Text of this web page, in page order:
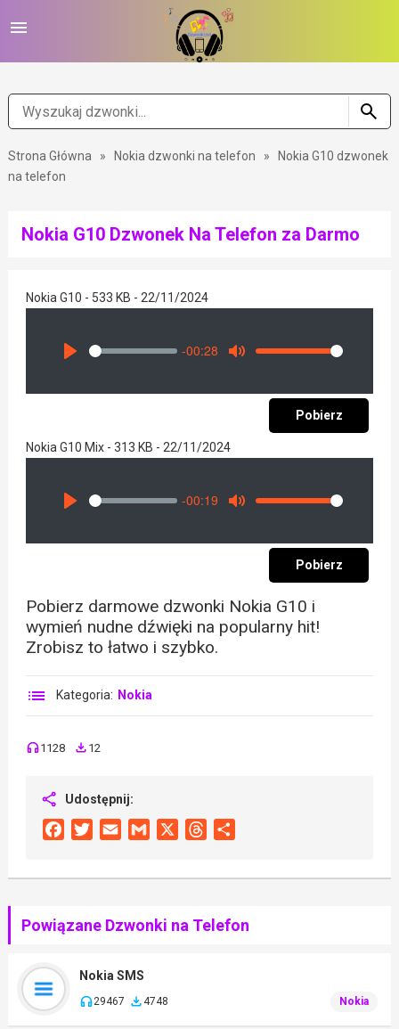
Strona Główna » Nokia dzwonki na telefon »
Nokia G10 dzwonek
na telefon
Nokia G10 Dzwonek Na Telefon za Darmo
Nokia G10 - 533 KB - 22/11/2024
Seek
-00:28
Volume
Pobierz
Nokia G10 Mix - 313 KB - 22/11/2024
Seek
-00:19
Volume
Pobierz
Pobierz darmowe dzwonki Nokia G10 i
wymień nudne dźwięki na popularny hit!
Zrobisz to łatwo i szybko.
Kategoria: Nokia
1128 12
Udostępnij:
FacebookTwitterEmail Gmail Threads
Powiązane Dzwonki na Telefon
Nokia SMS
29467 4748 Nokia